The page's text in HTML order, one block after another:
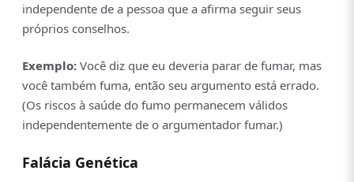
independente de a pessoa que a afirma seguir seus
próprios conselhos.
Exemplo: Você diz que eu deveria parar de fumar, mas
você também fuma, então seu argumento está errado.
(Os riscos à saúde do fumo permanecem válidos
independentemente de o argumentador fumar.)
Falácia Genética